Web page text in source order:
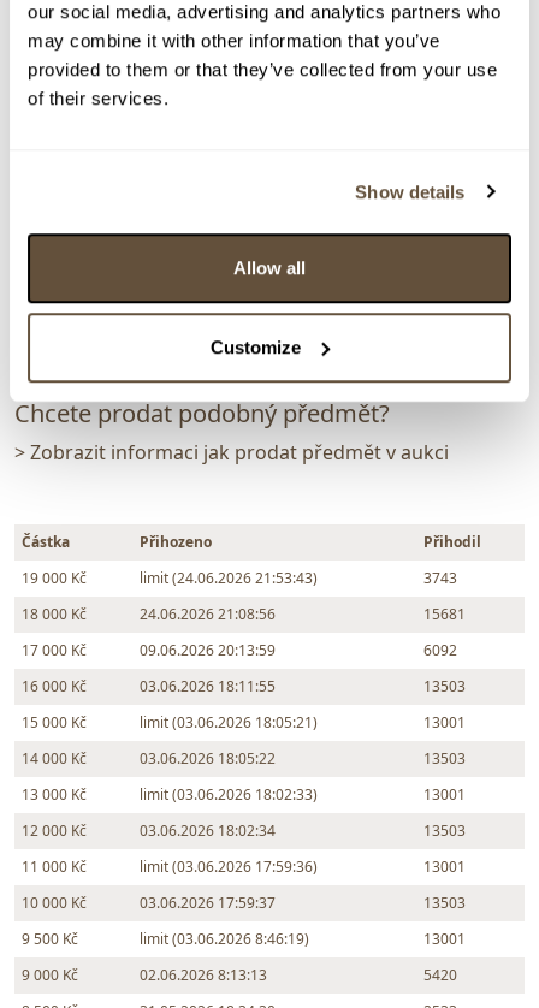
our social media, advertising and analytics partners who
may combine it with other information that you’ve
provided to them or that they’ve collected from your use
of their services.
Show details
Allow all
Customize
> zpět na aukční výsledky
VYDRAŽENO TOP POSOUZENO ZNALCEM
Josef Hlinomaz
24.06.2026 22:10:00
Zpět na aukční výsledky
Chcete prodat podobný předmět?
> Zobrazit informaci jak prodat předmět v aukci
Částka Přihozeno
Přihodil
19 000 Kč
limit (24.06.2026 21:53:43)
3743
18 000 Kč
24.06.2026 21:08:56
15681
17 000 Kč
09.06.2026 20:13:59
6092
16 000 Kč
03.06.2026 18:11:55
13503
15 000 Kč
limit (03.06.2026 18:05:21)
13001
14 000 Kč
03.06.2026 18:05:22
13503
13 000 Kč
limit (03.06.2026 18:02:33)
13001
12 000 Kč
03.06.2026 18:02:34
13503
11 000 Kč
limit (03.06.2026 17:59:36)
13001
10 000 Kč
03.06.2026 17:59:37
13503
9 500 Kč
limit (03.06.2026 8:46:19)
13001
9 000 Kč
02.06.2026 8:13:13
5420